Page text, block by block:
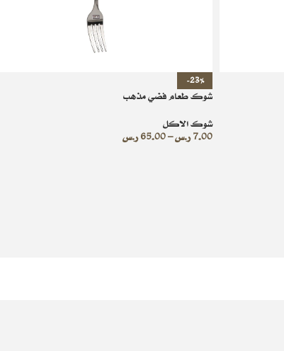
-23%
شوك طعام فضي مذهب
شوك الاكل
7.00ر.س–
65.00ر.س